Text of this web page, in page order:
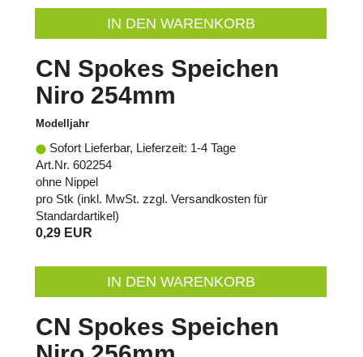
IN DEN WARENKORB
CN Spokes Speichen
Niro 254mm
Modelljahr
Sofort Lieferbar, Lieferzeit: 1-4 Tage
Art.Nr. 602254
ohne Nippel
pro Stk (inkl. MwSt. zzgl. Versandkosten für
Standardartikel)
0,29 EUR
IN DEN WARENKORB
CN Spokes Speichen